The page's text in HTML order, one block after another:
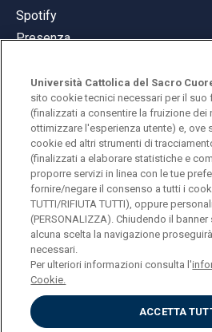
Spotify
Presenza
© Università Cattolica del Sacro
Largo A. Gemelli 1, 20123 Milano
PI 02133120150
ENGLISH
Privacy
Università Cattolica del Sacro
sito cookie tecnici necessari per il suo
(finalizzati a consentire la fruizione dei
ottimizzare l'esperienza utente) e, ove
cookie ed altri strumenti di
(finalizzati a elaborare statistiche e
proporre servizi in linea con le tue
fornire/negare il consenso a tutti i
TUTTI/RIFIUTA TUTTI), oppure
(PERSONALIZZA). Chiudendo il
alcuna scelta la navigazione
necessari.
Per ulteriori informazioni consulta l'
Cookie.
ACCETTA